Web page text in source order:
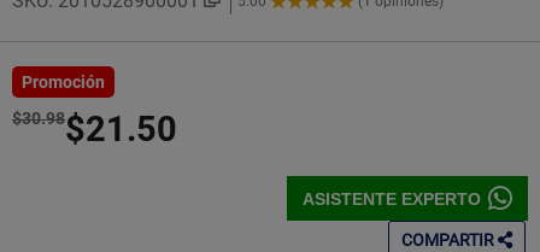
5.00
Promoción
$30.98$21.50
ASISTENTE EXPERTO
COMPARTIR